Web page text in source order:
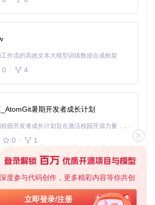
度参与代码创作，更多精彩内容等你共创
立即登录/注册
成[utils/load_models_utils.py]模块，将Stor
入到游戏引擎中，实现了游戏内实时过场
将教科书内容转化为生动的教
提升25%，知识留存率提高18%。
安装到生成的快速指南
作流的高效文本大模型训练数据合成框架
0 4
暑期开发者成长计划
「源启盛夏」暑期校园开发者成长计划旨在激活校园开源力量，通过积分激励、认证扶持、资源倾斜等形式，引导高校组织和开发者完成「入驻 — 建项目 — 做贡献 — 获认证 — 得资源」的完整闭环。无论你是想带领社团入驻平台的组织者，还是希望用代码贡献证明自己的开发者，都能在这里找到属于你的成长路径。
0 1
基于Python的Xiaozhi AI，适用于想要完整Xiaozhi体验而无需拥有专用硬件的用户。